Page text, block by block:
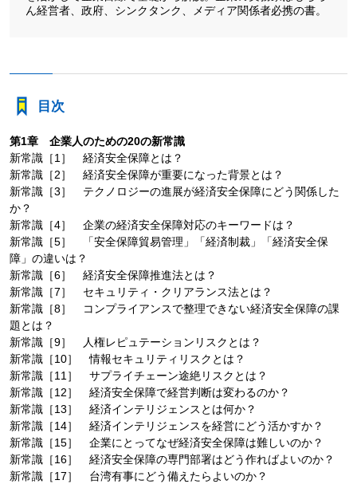
ん経営者、政府、シンクタンク、メディア関係者必携の書。
目次
第1章 企業人のための20の新常識
新常識［1］ 経済安全保障とは？
新常識［2］ 経済安全保障が重要になった背景とは？
新常識［3］ テクノロジーの進展が経済安全保障にどう関係した
か？
新常識［4］ 企業の経済安全保障対応のキーワードは？
新常識［5］ 「安全保障貿易管理」「経済制裁」「経済安全保
障」の違いは？
新常識［6］ 経済安全保障推進法とは？
新常識［7］ セキュリティ・クリアランス法とは？
新常識［8］ コンプライアンスで整理できない経済安全保障の課
題とは？
新常識［9］ 人権レピュテーションリスクとは？
新常識［10］ 情報セキュリティリスクとは？
新常識［11］ サプライチェーン途絶リスクとは？
新常識［12］ 経済安全保障で経営判断は変わるのか？
新常識［13］ 経済インテリジェンスとは何か？
新常識［14］ 経済インテリジェンスを経営にどう活かすか？
新常識［15］ 企業にとってなぜ経済安全保障は難しいのか？
新常識［16］ 経済安全保障の専門部署はどう作ればよいのか？
新常識［17］ 台湾有事にどう備えたらよいのか？